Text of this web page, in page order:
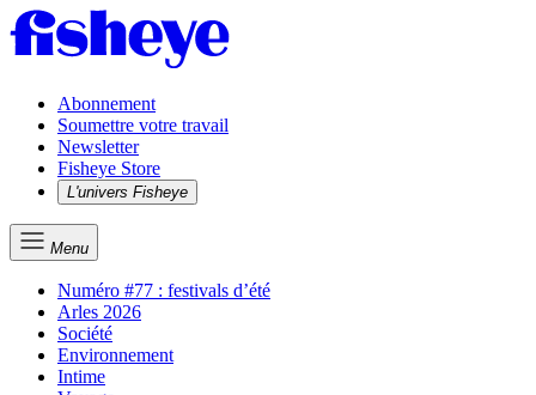
Abonnement
Soumettre votre travail
Newsletter
Fisheye Store
L'univers Fisheye
Menu
Numéro #77 : festivals d’été
Arles 2026
Société
Environnement
Intime